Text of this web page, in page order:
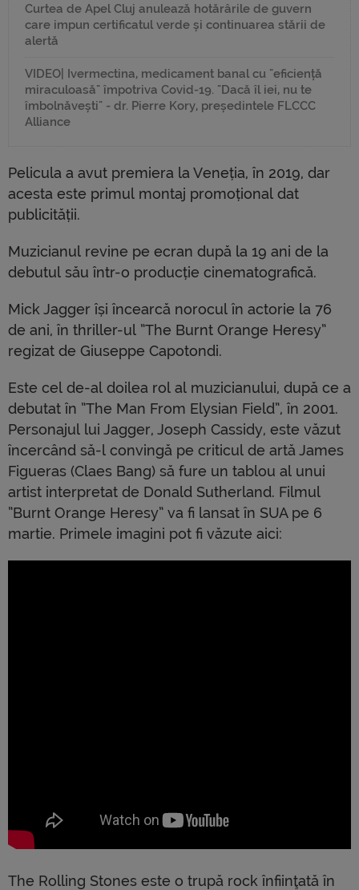
Curtea de Apel Cluj anulează hotărârile de guvern
care impun certificatul verde și continuarea stării de
alertă
VIDEO| Ivermectina, medicament banal cu "eficiență
miraculoasă" împotriva Covid-19. "Dacă îl iei, nu te
îmbolnăvești" - dr. Pierre Kory, președintele FLCCC
Alliance
Pelicula a avut premiera la Veneția, în 2019, dar
acesta este primul montaj promoțional dat
publicității.
Muzicianul revine pe ecran după la 19 ani de la
debutul său într-o producție cinematografică.
Mick Jagger își încearcă norocul în actorie la 76
de ani, în thriller-ul ”The Burnt Orange Heresy”
regizat de Giuseppe Capotondi.
Este cel de-al doilea rol al muzicianului, după ce a
debutat în ”The Man From Elysian Field”, în 2001.
Personajul lui Jagger, Joseph Cassidy, este văzut
încercând să-l convingă pe criticul de artă James
Figueras (Claes Bang) să fure un tablou al unui
artist interpretat de Donald Sutherland. Filmul
”Burnt Orange Heresy” va fi lansat în SUA pe 6
martie. Primele imagini pot fi văzute aici:
The Rolling Stones este o trupă rock înfiinţată în